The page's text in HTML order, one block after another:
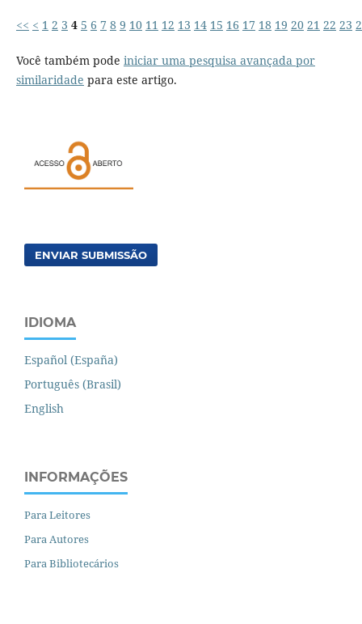
<< < 1 2 3 4 5 6 7 8 9 10 11 12 13 14 15 16 17 18 19 20 21 22 23
Você também pode iniciar uma pesquisa avançada por
similaridade para este artigo.
ENVIAR SUBMISSÃO
IDIOMA
Español (España)
Português (Brasil)
English
INFORMAÇÕES
Para Leitores
Para Autores
Para Bibliotecários